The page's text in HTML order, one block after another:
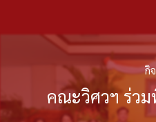
กิ
คณะวิศวฯ ร่ว